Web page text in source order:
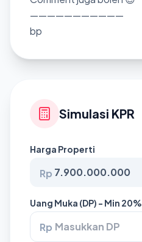
———————————
bp
Simulasi KPR
Harga Properti
Rp
Uang Muka (DP) - Min 20%
Rp